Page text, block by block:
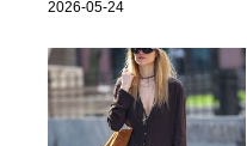
2026-05-24